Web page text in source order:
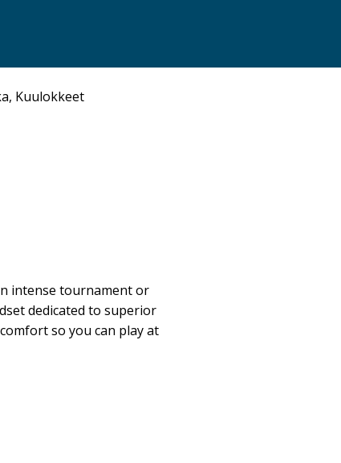
, Kuulokkeet
intense tournament or
dedicated to superior
so you can play at